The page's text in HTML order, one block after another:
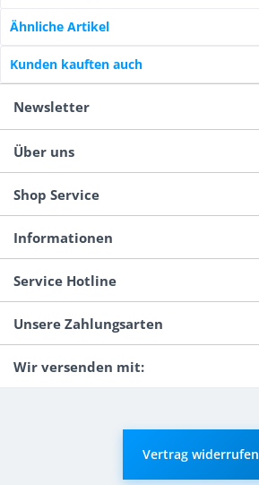
Ähnliche Artikel
Kunden kauften auch
Newsletter
Über uns
Shop Service
Informationen
Service Hotline
Unsere Zahlungsarten
Wir versenden mit:
Vertrag widerrufen